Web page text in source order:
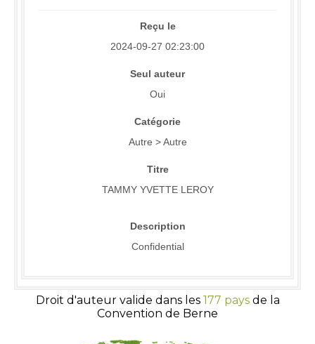
Reçu le
2024-09-27 02:23:00
Seul auteur
Oui
Catégorie
Autre > Autre
Titre
TAMMY YVETTE LEROY
Description
Confidential
Droit d'auteur valide dans les 177 paysde la
Convention de Berne